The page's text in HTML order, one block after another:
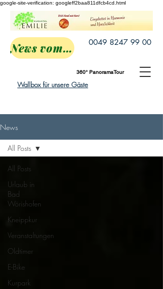
google-site-verification: googleff2baa811dfcb4cd.html
0049 8247 99 00
360° PanoramaTour
News vom Emilie
Wallbox für unsere Gäste
News
All Posts
Urlaub in
Bad
Wörishofen
Kneippkur
Veranstaltungen
Oldtimer
E-Bike
Kurpark
All Posts